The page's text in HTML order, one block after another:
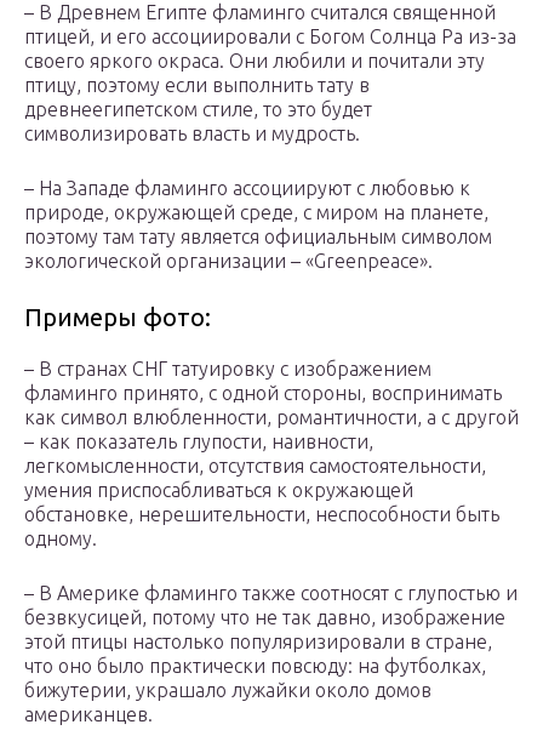
– В Древнем Египте фламинго считался священной
птицей, и его ассоциировали с Богом Солнца Ра из-за
своего яркого окраса. Они любили и почитали эту
птицу, поэтому если выполнить тату в
древнеегипетском стиле, то это будет
символизировать власть и мудрость.
– На Западе фламинго ассоциируют с любовью к
природе, окружающей среде, с миром на планете,
поэтому там тату является официальным символом
экологической организации – «Greenpeace».
Примеры фото:
– В странах СНГ татуировку с изображением
фламинго принято, с одной стороны, воспринимать
как символ влюбленности, романтичности, а с другой
– как показатель глупости, наивности,
легкомысленности, отсутствия самостоятельности,
умения приспосабливаться к окружающей
обстановке, нерешительности, неспособности быть
одному.
– В Америке фламинго также соотносят с глупостью и
безвкусицей, потому что не так давно, изображение
этой птицы настолько популяризировали в стране,
что оно было практически повсюду: на футболках,
бижутерии, украшало лужайки около домов
американцев.